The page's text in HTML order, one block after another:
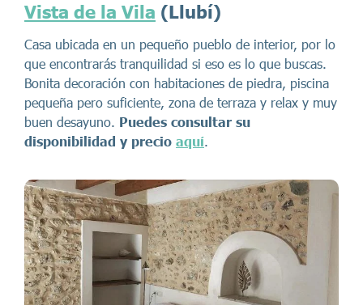
Vista de la Vila (Llubí)
Casa ubicada en un pequeño pueblo de interior, por lo
que encontrarás tranquilidad si eso es lo que buscas.
Bonita decoración con habitaciones de piedra, piscina
pequeña pero suficiente, zona de terraza y relax y muy
buen desayuno. Puedes consultar su
disponibilidad y precio aquí.